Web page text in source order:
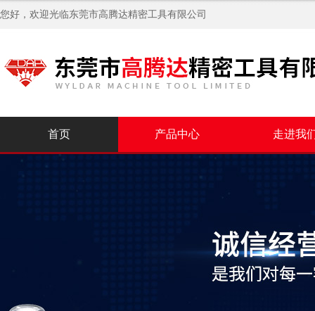
您好，欢迎光临东莞市高腾达精密工具有限公司
首页 产品中心 走进我